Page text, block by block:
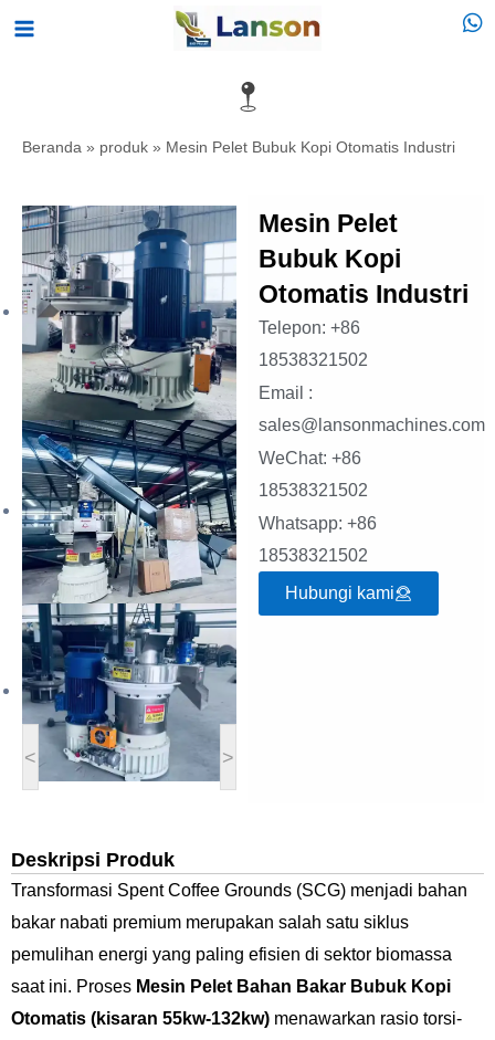
Lewati
Menu
Beranda » produk » Mesin Pelet Bubuk Kopi Otomatis Industri
< >
Mesin Pelet
Bubuk Kopi
Otomatis Industri
Telepon: +86
18538321502
Email :
sales@lansonmachines.com
WeChat: +86
18538321502
Whatsapp: +86
18538321502
Hubungi kami
Deskripsi Produk
Transformasi Spent Coffee Grounds (SCG) menjadi bahan
bakar nabati premium merupakan salah satu siklus
pemulihan energi yang paling efisien di sektor biomassa
saat ini. Proses Mesin Pelet Bahan Bakar Bubuk Kopi
Otomatis (kisaran 55kw-132kw) menawarkan rasio torsi-